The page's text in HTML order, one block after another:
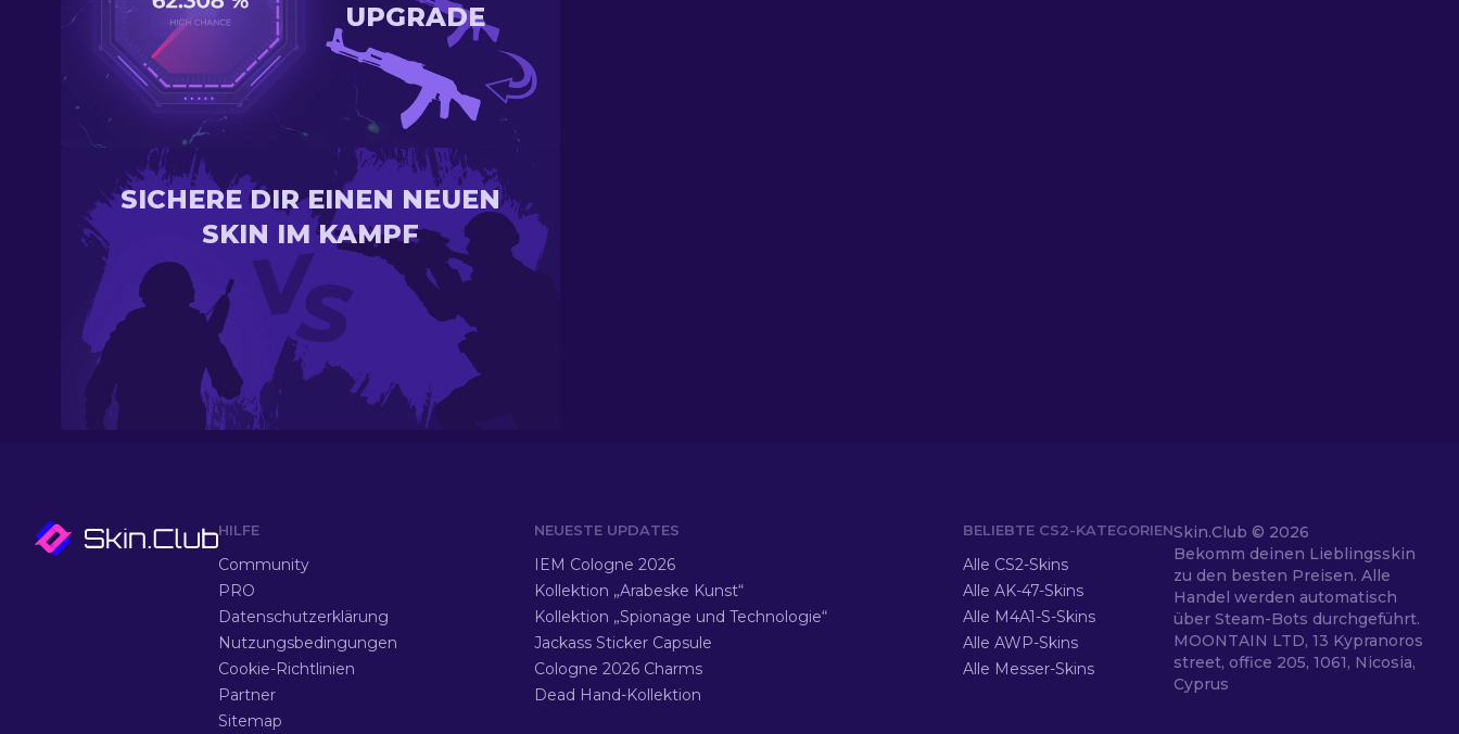
UPGRADE
SICHERE DIR EINEN NEUEN
SKIN IM KAMPF
HILFE
Community
PRO
Datenschutzerklärung
Nutzungsbedingungen
Cookie-Richtlinien
Partner
Sitemap
NEUESTE UPDATES
IEM Cologne 2026
Kollektion „Arabeske Kunst“
Kollektion „Spionage und Technologie“
Jackass Sticker Capsule
Cologne 2026 Charms
Dead Hand-Kollektion
BELIEBTE CS2-KATEGORIEN
Alle CS2-Skins
Alle AK-47-Skins
Alle M4A1-S-Skins
Alle AWP-Skins
Alle Messer-Skins
Skin.Club © 2026
Bekomm deinen Lieblingsskin
zu den besten Preisen. Alle
Handel werden automatisch
über Steam-Bots durchgeführt.
MOONTAIN LTD, 13 Kypranoros
street, office 205, 1061, Nicosia,
Cyprus